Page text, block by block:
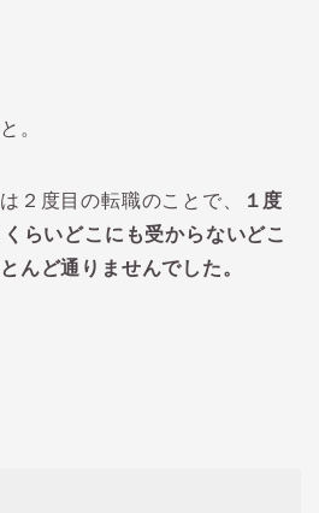
。
２度目の転職のことで、
１度
らいどこにも受からないどこ
んど通りませんでした。